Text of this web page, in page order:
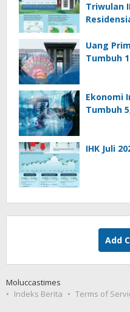
Triwulan
Uang
Tumbuh
Ekonomi
Tumbuh
IHK Juli
Add
Moluccastimes
Indeks Berita
Terms of